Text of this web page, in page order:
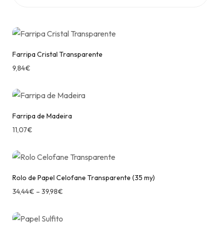
Farripa Cristal Transparente
9,84€
Farripa de Madeira
11,07€
Rolo de Papel Celofane Transparente (35 my)
34,44€ – 39,98€